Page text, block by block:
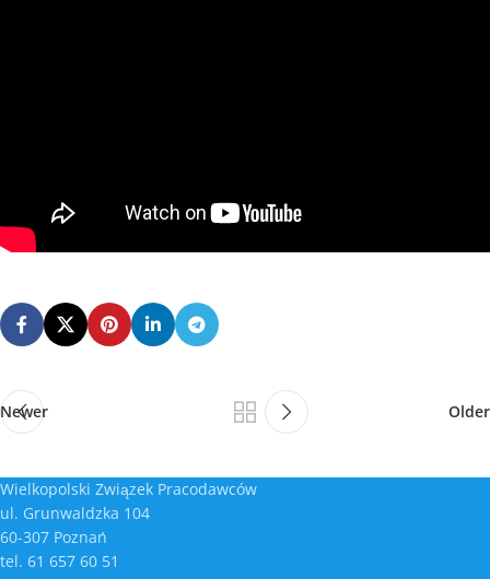
Newer Older
Wielkopolski Związek Pracodawców
ul. Grunwaldzka 104
60-307 Poznań
tel. 61 657 60 51